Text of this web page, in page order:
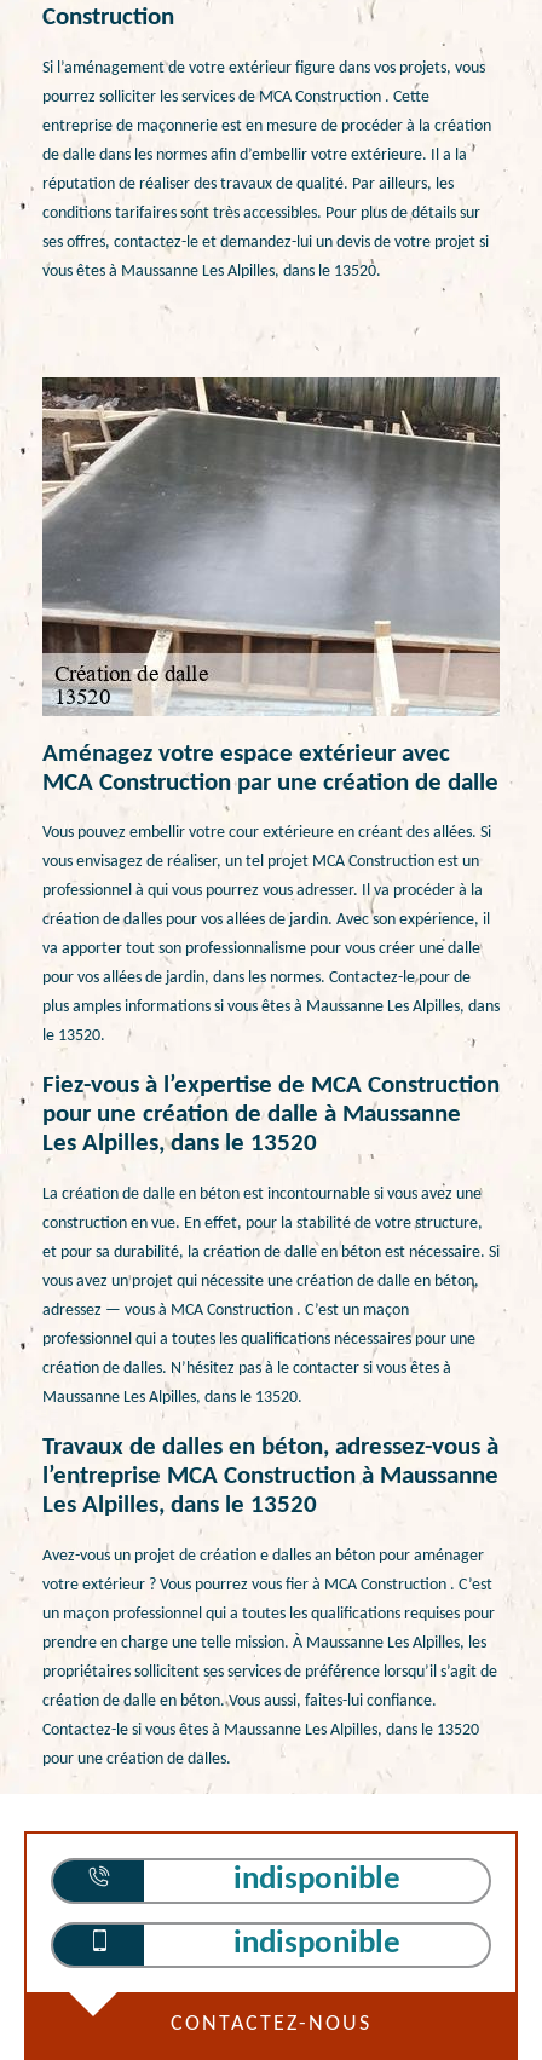
Construction
Si l’aménagement de votre extérieur figure dans vos projets, vous
pourrez solliciter les services de MCA Construction . Cette
entreprise de maçonnerie est en mesure de procéder à la création
de dalle dans les normes afin d’embellir votre extérieure. Il a la
réputation de réaliser des travaux de qualité. Par ailleurs, les
conditions tarifaires sont très accessibles. Pour plus de détails sur
ses offres, contactez-le et demandez-lui un devis de votre projet si
vous êtes à Maussanne Les Alpilles, dans le 13520.
Aménagez votre espace extérieur avec
MCA Construction par une création de dalle
Vous pouvez embellir votre cour extérieure en créant des allées. Si
vous envisagez de réaliser, un tel projet MCA Construction est un
professionnel à qui vous pourrez vous adresser. Il va procéder à la
création de dalles pour vos allées de jardin. Avec son expérience, il
va apporter tout son professionnalisme pour vous créer une dalle
pour vos allées de jardin, dans les normes. Contactez-le pour de
plus amples informations si vous êtes à Maussanne Les Alpilles, dans
le 13520.
Fiez-vous à l’expertise de MCA Construction
pour une création de dalle à Maussanne
Les Alpilles, dans le 13520
La création de dalle en béton est incontournable si vous avez une
construction en vue. En effet, pour la stabilité de votre structure,
et pour sa durabilité, la création de dalle en béton est nécessaire. Si
vous avez un projet qui nécessite une création de dalle en béton,
adressez — vous à MCA Construction . C’est un maçon
professionnel qui a toutes les qualifications nécessaires pour une
création de dalles. N’hésitez pas à le contacter si vous êtes à
Maussanne Les Alpilles, dans le 13520.
Travaux de dalles en béton, adressez-vous à
l’entreprise MCA Construction à Maussanne
Les Alpilles, dans le 13520
Avez-vous un projet de création e dalles an béton pour aménager
votre extérieur ? Vous pourrez vous fier à MCA Construction . C’est
un maçon professionnel qui a toutes les qualifications requises pour
prendre en charge une telle mission. À Maussanne Les Alpilles, les
propriétaires sollicitent ses services de préférence lorsqu’il s’agit de
création de dalle en béton. Vous aussi, faites-lui confiance.
Contactez-le si vous êtes à Maussanne Les Alpilles, dans le 13520
pour une création de dalles.
indisponible
indisponible
CONTACTEZ-NOUS